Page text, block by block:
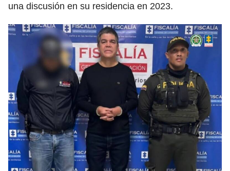
una discusión en su residencia en 2023.